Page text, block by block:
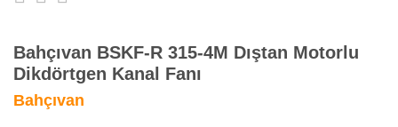
Bahçıvan BSKF-R 315-4M Dıştan Motorlu
Dikdörtgen Kanal Fanı
Bahçıvan